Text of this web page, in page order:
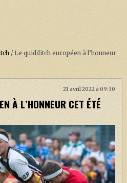
/ Le quidditch européen à l’honneur
21 avril 2022 à 09:30
À L’HONNEUR CET ÉTÉ